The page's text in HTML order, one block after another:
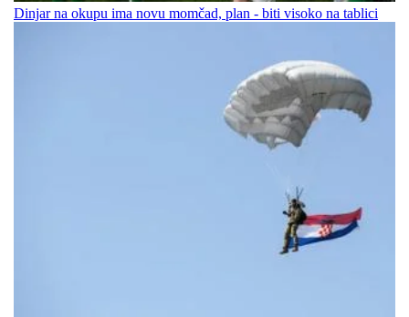
Dinjar na okupu ima novu momčad, plan - biti visoko na tablici